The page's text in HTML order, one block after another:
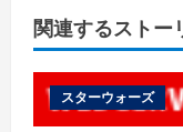
関連するストー
スターウォーズ